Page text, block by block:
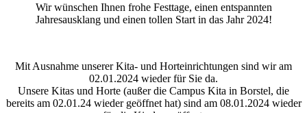
Wir wünschen Ihnen frohe Festtage, einen entspannten
Jahresausklang und einen tollen Start in das Jahr 2024!
Mit Ausnahme unserer Kita- und Horteinrichtungen sind wir am
02.01.2024 wieder für Sie da.
Unsere Kitas und Horte (außer die Campus Kita in Borstel, die
bereits am 02.01.24 wieder geöffnet hat) sind am 08.01.2024 wieder